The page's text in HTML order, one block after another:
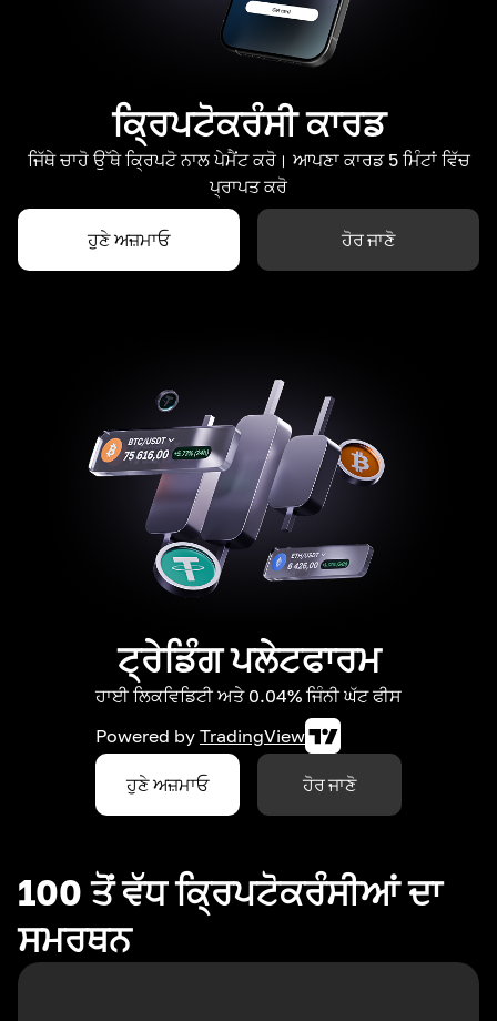
ਕ੍ਰਿਪਟੋਕਰੰਸੀ ਕਾਰਡ
ਜਿੱਥੇ ਚਾਹੋ ਉੱਥੇ ਕ੍ਰਿਪਟੋ ਨਾਲ ਪੇਮੈਂਟ ਕਰੋ। ਆਪਣਾ ਕਾਰਡ 5 ਮਿੰਟਾਂ ਵਿੱਚ
ਪ੍ਰਾਪਤ ਕਰੋ
ਹੁਣੇ ਅਜ਼ਮਾਓ ਹੋਰ ਜਾਣੋ
ਟ੍ਰੇਡਿੰਗ ਪਲੇਟਫਾਰਮ
ਹਾਈ ਲਿਕਵਿਡਿਟੀ ਅਤੇ 0.04% ਜਿੰਨੀ ਘੱਟ ਫੀਸ
Powered by TradingView
ਹੁਣੇ ਅਜ਼ਮਾਓ ਹੋਰ ਜਾਣੋ
100 ਤੋਂ ਵੱਧ ਕ੍ਰਿਪਟੋਕਰੰਸੀਆਂ ਦਾ
ਸਮਰਥਨ